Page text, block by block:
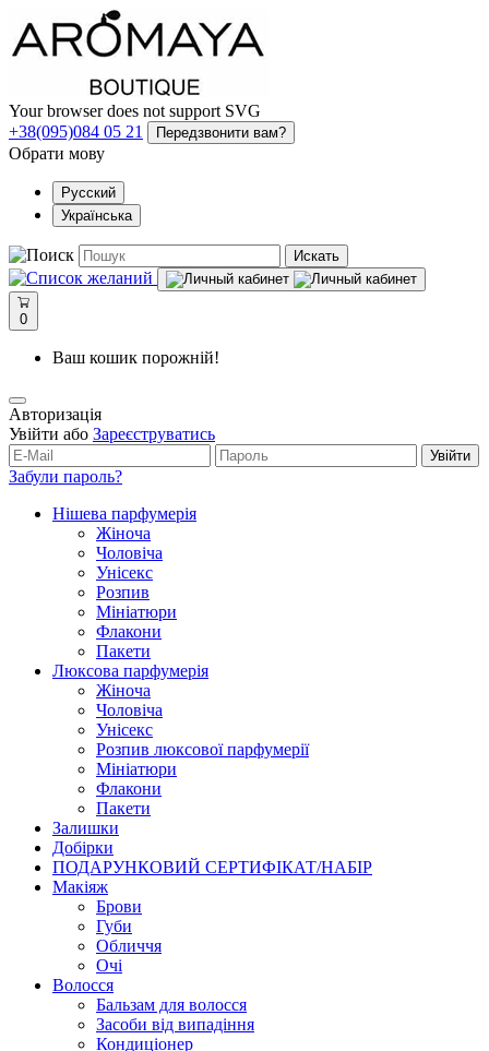
Your browser does not support SVG
+38(095)084 05 21
Передзвонити вам?
Обрати мову
Русский
Українська
Искать
0
Ваш кошик порожній!
Авторизація
Увійти або Зареєструватись
Увійти
Забули пароль?
Нішева парфумерія
Жіноча
Чоловіча
Унісекс
Розпив
Мініатюри
Флакони
Пакети
Люксова парфумерія
Жіноча
Чоловіча
Унісекс
Розпив люксової парфумерії
Мініатюри
Флакони
Пакети
Залишки
Добірки
ПОДАРУНКОВИЙ СЕРТИФІКАТ/НАБІР
Макіяж
Брови
Губи
Обличчя
Очі
Волосся
Бальзам для волосся
Засоби від випадіння
Кондиціонер